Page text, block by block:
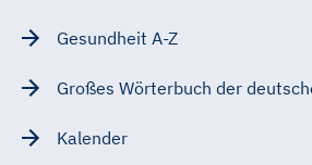
Gesundheit A-Z
Großes Wörterbuch der
Kalender